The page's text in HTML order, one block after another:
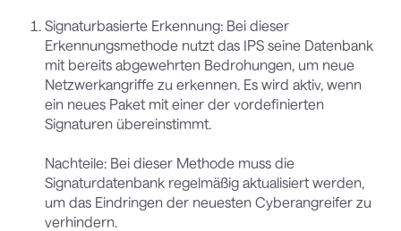
Signaturbasierte Erkennung: Bei dieser
Erkennungsmethode nutzt das IPS seine Datenbank
mit bereits abgewehrten Bedrohungen, um neue
Netzwerkangriffe zu erkennen. Es wird aktiv, wenn
ein neues Paket mit einer der vordefinierten
Signaturen übereinstimmt.
Nachteile: Bei dieser Methode muss die
Signaturdatenbank regelmäßig aktualisiert werden,
um das Eindringen der neuesten Cyberangreifer zu
verhindern.